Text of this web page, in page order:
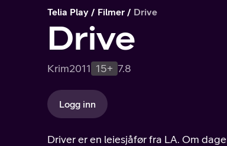
Telia Play Filmer Drive
Drive
Krim2011 15+ 7.8
Logg inn
Driver er en leiesjåfør fra LA. Om